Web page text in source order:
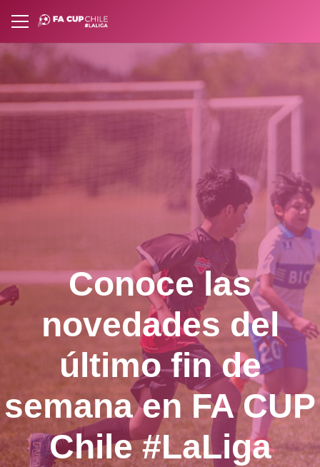
Conoce las
novedades del
último fin de
semana en FA CUP
Chile #LaLiga